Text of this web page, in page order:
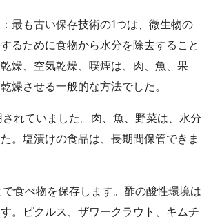
：最も古い保存技術の1つは、微生物の
るために食物から水分を除去すること
燥、空気乾燥、喫煙は、肉、魚、果
燥させる一般的な方法でした。
れていました。肉、魚、野菜は、水分
。塩漬けの食品は、長期間保管できま
食べ物を保存します。酢の酸性環境は
。ピクルス、ザワークラウト、キムチ